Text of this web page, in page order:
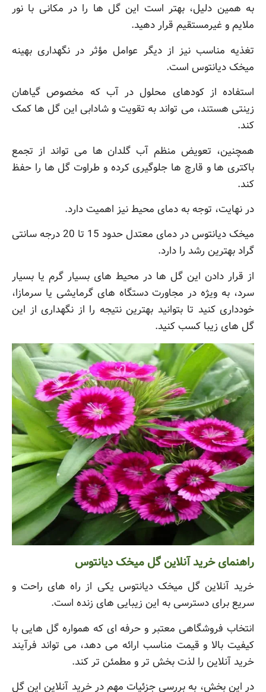
به همین دلیل، بهتر است این گل ها را در مکانی با نور
ملایم و غیرمستقیم قرار دهید.
تغذیه مناسب نیز از دیگر عوامل مؤثر در نگهداری بهینه
میخک دیانتوس است.
استفاده از کودهای محلول در آب که مخصوص گیاهان
زینتی هستند، می تواند به تقویت و شادابی این گل ها کمک
کند.
همچنین، تعویض منظم آب گلدان ها می تواند از تجمع
باکتری ها و قارچ ها جلوگیری کرده و طراوت گل ها را حفظ
کند.
در نهایت، توجه به دمای محیط نیز اهمیت دارد.
میخک دیانتوس در دمای معتدل حدود 15 تا 20 درجه سانتی
گراد بهترین رشد را دارد.
از قرار دادن این گل ها در محیط های بسیار گرم یا بسیار
سرد، به ویژه در مجاورت دستگاه های گرمایشی یا سرمازا،
خودداری کنید تا بتوانید بهترین نتیجه را از نگهداری از این
گل های زیبا کسب کنید.
راهنمای خرید آنلاین گل میخک دیانتوس
خرید آنلاین گل میخک دیانتوس یکی از راه های راحت و
سریع برای دسترسی به این زیبایی های زنده است.
انتخاب فروشگاهی معتبر و حرفه ای که همواره گل هایی با
کیفیت بالا و قیمت مناسب ارائه می دهد، می تواند فرآیند
خرید آنلاین را لذت بخش تر و مطمئن تر کند.
در این بخش، به بررسی جزئیات مهم در خرید آنلاین این گل